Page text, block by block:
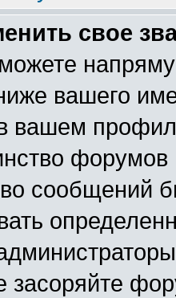
свое
вашего
вашем
форумов
сообщений
засоряйте